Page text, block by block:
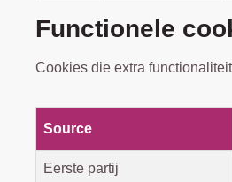
Functionele
Cookies die extra
Source
Eerste partij